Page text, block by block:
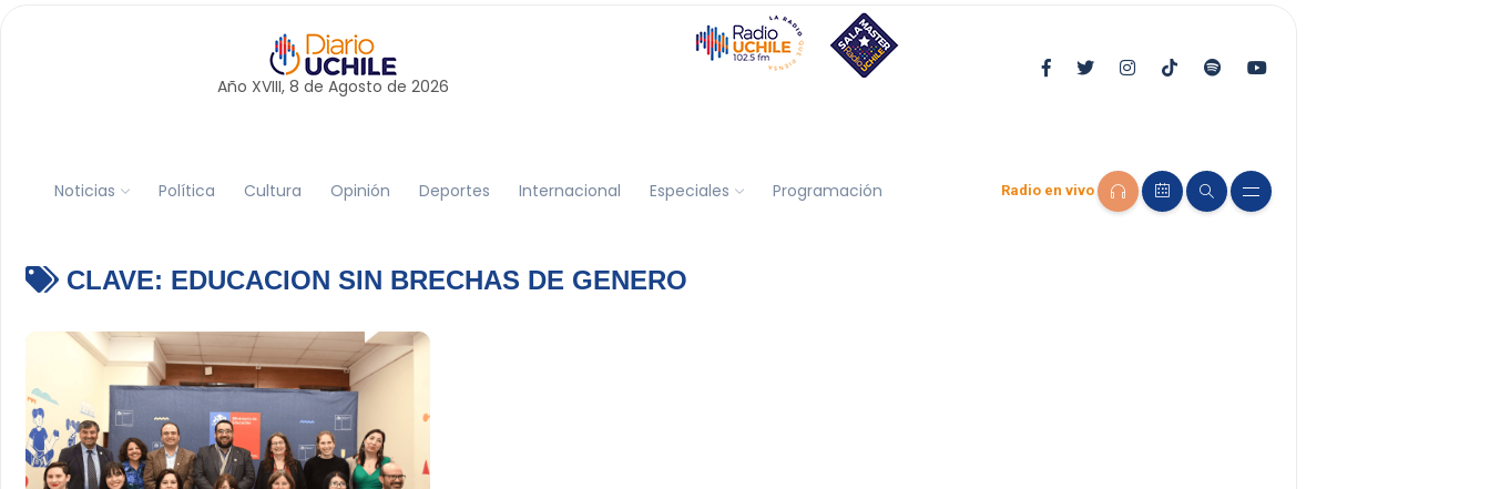
Año XVIII, 8 de Agosto de 2026
Noticias Política Cultura Opinión Deportes Internacional Especiales Programación Radio en vivo
CLAVE: EDUCACION SIN BRECHAS DE GENERO